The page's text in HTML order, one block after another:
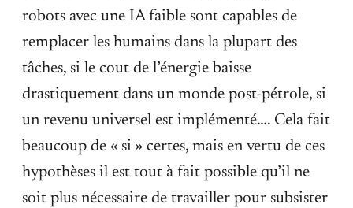
robots avec une IA faible sont capables de
remplacer les humains dans la plupart des
tâches, si le cout de l’énergie baisse
drastiquement dans un monde post-pétrole, si
un revenu universel est implémenté…. Cela fait
beaucoup de « si » certes, mais en vertu de ces
hypothèses il est tout à fait possible qu’il ne
soit plus nécessaire de travailler pour subsister